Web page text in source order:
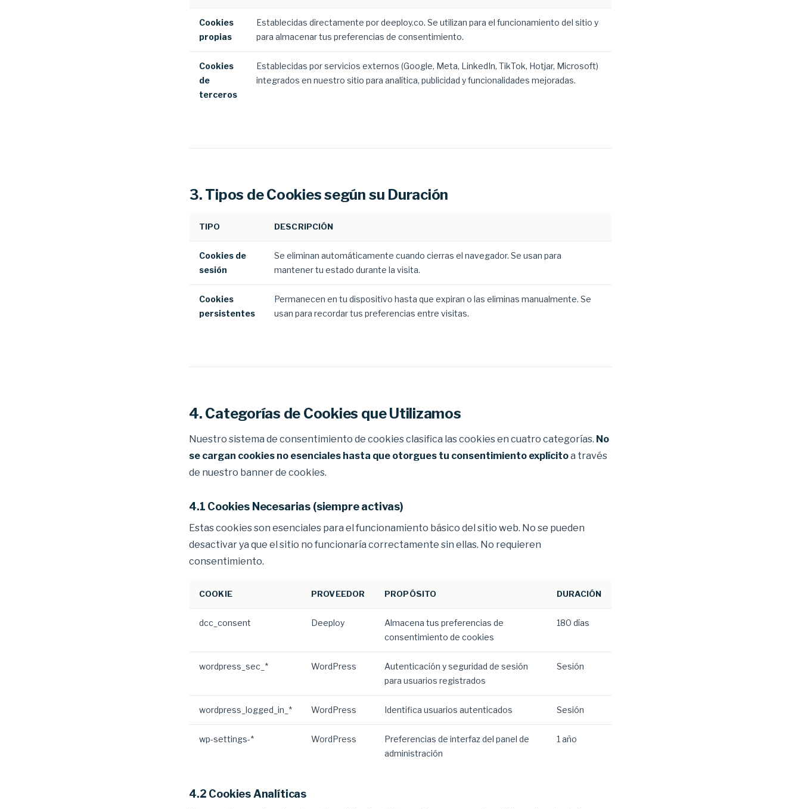
Cookies
propias
Establecidas directamente por deeploy.co. Se utilizan para el funcionamiento del sitio y
para almacenar tus preferencias de consentimiento.
Cookies
de
terceros
Establecidas por servicios externos (Google, Meta, LinkedIn, TikTok, Hotjar, Microsoft)
integrados en nuestro sitio para analítica, publicidad y funcionalidades mejoradas.
3. Tipos de Cookies según su Duración
TIPO DESCRIPCIÓN
Cookies de
sesión
Se eliminan automáticamente cuando cierras el navegador. Se usan para
mantener tu estado durante la visita.
Cookies
persistentes
Permanecen en tu dispositivo hasta que expiran o las eliminas manualmente. Se
usan para recordar tus preferencias entre visitas.
4. Categorías de Cookies que Utilizamos
Nuestro sistema de consentimiento de cookies clasifica las cookies en cuatro categorías. No
se cargan cookies no esenciales hasta que otorgues tu consentimiento explícitoa través
de nuestro banner de cookies.
4.1 Cookies Necesarias (siempre activas)
Estas cookies son esenciales para el funcionamiento básico del sitio web. No se pueden
desactivar ya que el sitio no funcionaría correctamente sin ellas. No requieren
consentimiento.
COOKIE PROVEEDOR PROPÓSITO DURACIÓN
dcc_consent Deeploy
Almacena tus preferencias de
consentimiento de cookies
180 días
wordpress_sec_* WordPress
Autenticación y seguridad de sesión
para usuarios registrados
Sesión
wordpress_logged_in_* WordPress Identifica usuarios autenticados Sesión
wp-settings-* WordPress
Preferencias de interfaz del panel de
administración
1 año
4.2 Cookies Analíticas